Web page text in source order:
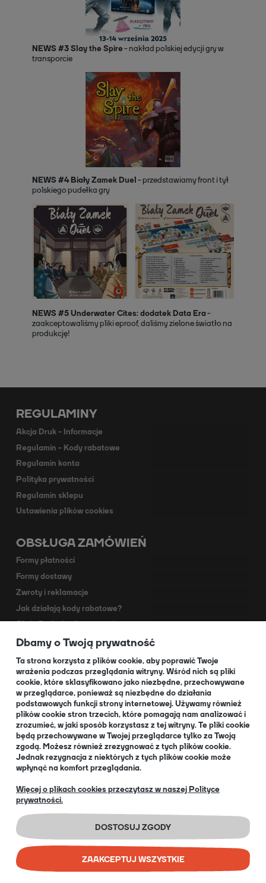
NEWS #3 Slay the Spire- nakład polskiej edycji gry w
transporcie
NEWS #4 Biały Zamek Duel- przedstawiamy front i tył
polskiego pudełka gry
NEWS #5 Underwater Cites: dodatek Data Era-
zaakceptowaliśmy pliki eproof, daliśmy zielone światło na
produkcję!
REGULAMINY
Akcja Druk - Informacje
Regulamin - Kody rabatowe
Regulamin konta
Polityka prywatności
Regulamin sklepu
Ustawienia plików cookies
OBSŁUGA ZAMÓWIEŃ
Formy płatności
Formy dostawy
Zwroty i reklamacje
Jak działają kody rabatowe?
Akcja Dodruk - O programie
Kontakt
Dla Partnerów
O NAS
O nas
Informacja dla Klubów
Blog
+48 32 334 85 38
EN
COPYRIGHT © 2026 PORTAL GAMES SP. Z O.O.
Dbamy o Twoją prywatność
Ta strona korzysta z plików cookie, aby poprawić Twoje
wrażenia podczas przeglądania witryny. Wśród nich są pliki
cookie, które sklasyfikowano jako niezbędne, przechowywane
w przeglądarce, ponieważ są niezbędne do działania
podstawowych funkcji strony internetowej. Używamy również
plików cookie stron trzecich, które pomagają nam analizować i
zrozumieć, w jaki sposób korzystasz z tej witryny. Te pliki cookie
będą przechowywane w Twojej przeglądarce tylko za Twoją
zgodą. Możesz również zrezygnować z tych plików cookie.
Jednak rezygnacja z niektórych z tych plików cookie może
wpłynąć na komfort przeglądania.
Więcej o plikach cookies przeczytasz w naszej Polityce
prywatności.
DOSTOSUJ ZGODY
ZAAKCEPTUJ WSZYSTKIE